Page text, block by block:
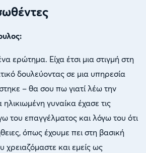
ερώτημα. Είχα έτσι μια στιγμή στη
δουλεύοντας σε μια υπηρεσία
– θα σου πω γιατί λέω την
ηλικιωμένη γυναίκα έχασε τις
του επαγγέλματος και λόγω του ότι
όπως έχουμε πει στη βασική
χρειαζόμαστε και εμείς ως